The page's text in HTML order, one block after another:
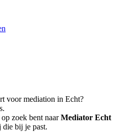
voor mediation in Echt?
zoek bent naarMediator Echt
die bij je past.